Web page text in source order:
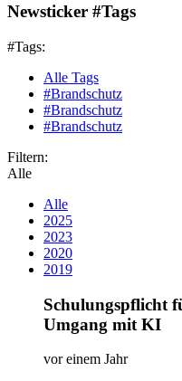
Newsticker #Tags
#Tags:
Alle Tags
#Brandschutz
#Brandschutz
#Brandschutz
Filtern:
Alle
Alle
2025
2023
2020
2019
Schulungspflicht
Umgang mit KI
vor einem Jahr